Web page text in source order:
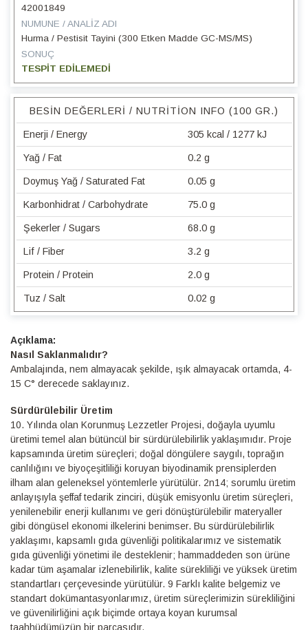
42001849
NUMUNE / ANALIZ ADI
Hurma / Pestisit Tayini (300 Etken Madde GC-MS/MS)
SONUÇ
TESPİT EDİLEMEDİ
BESIN DEĞERLERI / NUTRITION INFO (100 GR.)
Enerji / Energy 305 kcal / 1277 kJ
Yağ / Fat 0.2 g
Doymuş Yağ / Saturated Fat 0.05 g
Karbonhidrat / Carbohydrate 75.0 g
Şekerler / Sugars 68.0 g
Lif / Fiber 3.2 g
Protein / Protein 2.0 g
Tuz / Salt 0.02 g
Detaylı
Bilgi
Nasıl Saklanmalıdır?
Ambalajında, nem almayacak şekilde, ışık almayacak ortamda, 4-
15 C° derecede saklayınız.
Sürdürülebilir Üretim
10.⁠ ⁠Yılında olan Korunmuş Lezzetler Projesi, doğayla uyumlu
üretimi temel alan bütüncül bir sürdürülebilirlik yaklaşımıdır. Proje
kapsamında üretim süreçleri; doğal döngülere saygılı, toprağın
canlılığını ve biyoçeşitliliği koruyan biyodinamik prensiplerden
ilham alan geleneksel yöntemlerle yürütülür. 2n14; sorumlu üretim
anlayışıyla şeffaf tedarik zinciri, düşük emisyonlu üretim süreçleri,
yenilenebilir enerji kullanımı ve geri dönüştürülebilir materyaller
gibi döngüsel ekonomi ilkelerini benimser. Bu sürdürülebilirlik
yaklaşımı, kapsamlı gıda güvenliği politikalarımız ve sistematik
gıda güvenliği yönetimi ile desteklenir; hammaddeden son ürüne
kadar tüm aşamalar izlenebilirlik, kalite sürekliliği ve yüksek üretim
standartları çerçevesinde yürütülür. 9 Farklı kalite belgemiz ve
standart dokümantasyonlarımız, üretim süreçlerimizin sürekliliğini
ve güvenilirliğini açık biçimde ortaya koyan kurumsal
taahhüdümüzün bir parçasıdır.